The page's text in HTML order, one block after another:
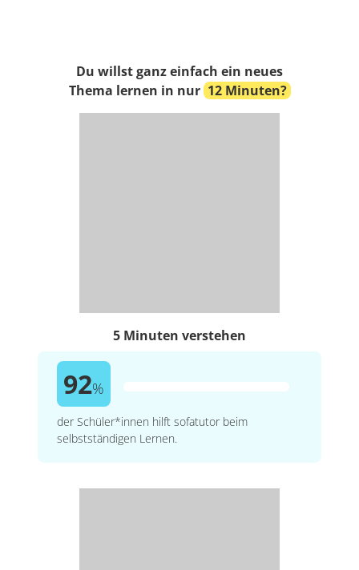
Du willst ganz einfach ein neues
Thema lernen in nur 12 Minuten?
5 Minuten verstehen
92%
der Schüler*innen hilft sofatutor beim
selbstständigen Lernen.